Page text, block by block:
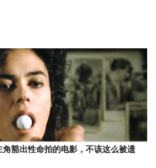
角豁出性命拍的电影，不该这么被遗